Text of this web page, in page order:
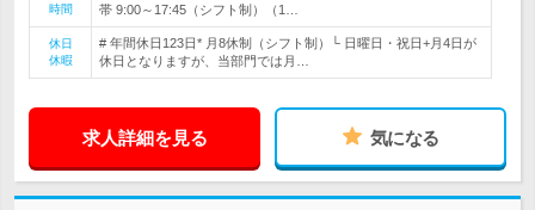
時間
帯 9:00～17:45（シフト制）（1…
休日
休暇
# 年間休日123日* 月8休制（シフト制）└ 日曜日・祝日+月4日が
休日となりますが、当部門では月…
求人詳細を見る 気になる